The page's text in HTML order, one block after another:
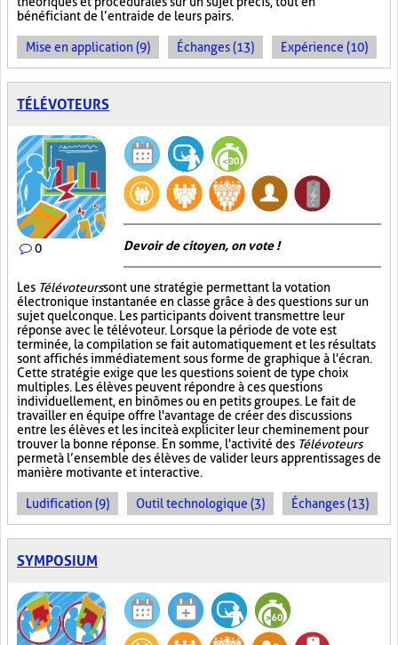
bénéficiant de l’entraide de leurs pairs.
Mise en application (9) Échanges (13) Expérience (10)
TÉLÉVOTEURS
0 Devoir de citoyen, on vote !
Les Télévoteurssont une stratégie permettant la votation
électronique instantanée en classe grâce à des questions sur un
sujet quelconque. Les participants doivent transmettre leur
réponse avec le télévoteur. Lorsque la période de vote est
terminée, la compilation se fait automatiquement et les résultats
sont affichés immédiatement sous forme de graphique à l'écran.
Cette stratégie exige que les questions soient de type choix
multiples. Les élèves peuvent répondre à ces questions
individuellement, en binômes ou en petits groupes. Le fait de
travailler en équipe offre l'avantage de créer des discussions
entre les élèves et les incite à expliciter leur cheminement pour
trouver la bonne réponse. En somme, l'activité des Télévoteurs
permet à l’ensemble des élèves de valider leurs apprentissages de
manière motivante et interactive.
Ludification (9) Outil technologique (3) Échanges (13)
SYMPOSIUM